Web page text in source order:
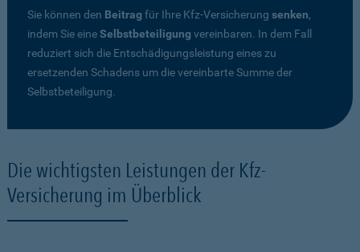
Sie können den Beitrag für Ihre Kfz-Versicherung senken,
indem Sie eineSelbstbeteiligung vereinbaren. In dem Fall
reduziert sich die Entschädigungsleistung eines zu
ersetzenden Schadens um die vereinbarte Summe der
Selbstbeteiligung.
Die wichtigsten Leistungen der Kfz-
Versicherung im Überblick